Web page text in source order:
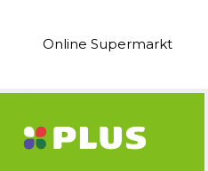
Online Supermarkt